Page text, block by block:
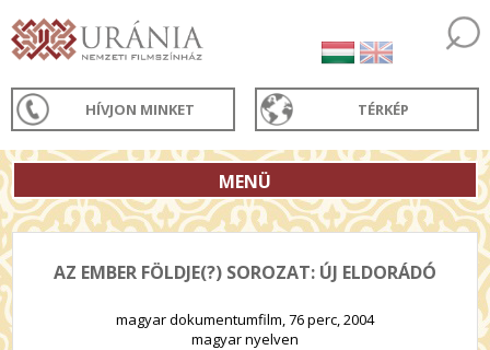
HÍVJON MINKET TÉRKÉP
MENÜ
AZ EMBER FÖLDJE(?) SOROZAT: ÚJ ELDORÁDÓ
magyar dokumentumfilm, 76 perc, 2004
magyar nyelven